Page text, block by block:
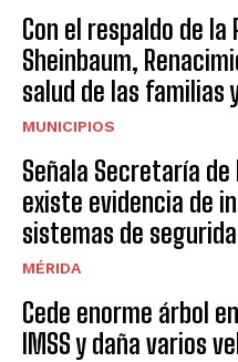
Con el respaldo de
Sheinbaum,
salud de las familias
MUNICIPIOS
Señala Secretaría de
existe evidencia de
sistemas de
MÉRIDA
Cede enorme árbol
IMSS y daña varios